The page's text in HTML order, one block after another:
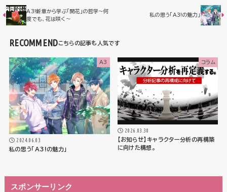
A3!新章から学ぶ「開花」の哲学～何
度でも、花は咲く～
私の思う「A3!の魅力」
RECOMMEND
A3
2024.06.03
私の思う「A3!の魅力」
コラム
2026.03.30
【お知らせ】キャラクター分析の再構築
に向けた構想。
スポンサーリンク